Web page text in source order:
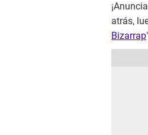
atrás,
Bizarrap